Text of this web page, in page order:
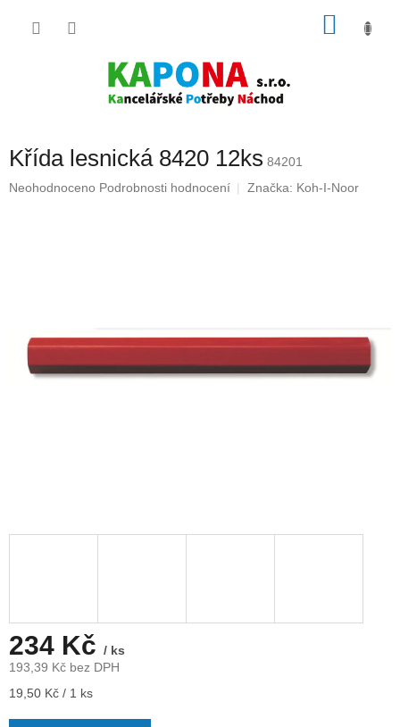
Křída lesnická 8420 12ks 84201
Průměrné
Neohodnoceno Podrobnosti hodnocení Značka: Koh-I-Noor
234 Kč / ks
193,39 Kč bez DPH
Měrná
19,50 Kč / 1 ks